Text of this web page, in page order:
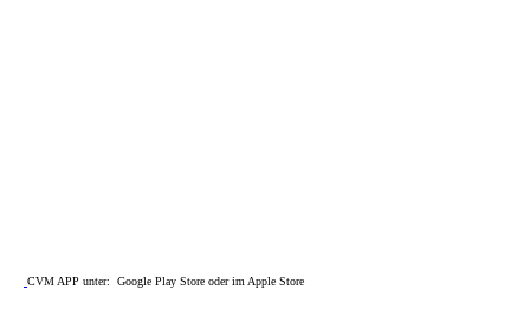
CVM APP unter: Google Play Store oder im Apple Store